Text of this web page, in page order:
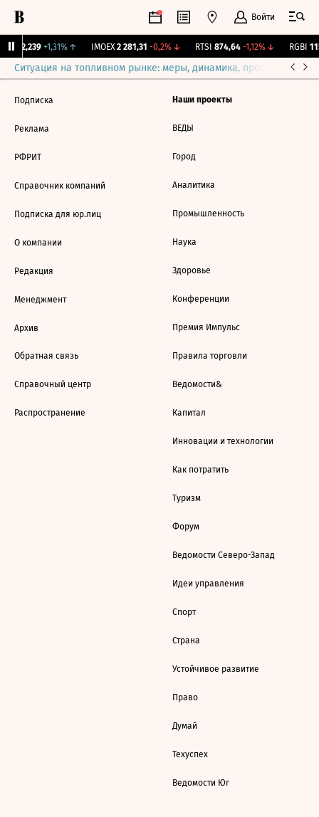
Войти
12,239 +1,31%↑ IMOEX 2 281,31 -0,2%↓ RTSI 874,64 -1,12%↓ RGBI
Ситуация на топливном рынке: меры, динамика, прогнозы
Подписка
Реклама
РФРИТ
Справочник компаний
Подписка для юр.лиц
О компании
Редакция
Менеджмент
Архив
Обратная связь
Справочный центр
Распространение
Наши проекты
ВЕДЫ
Город
Аналитика
Промышленность
Наука
Здоровье
Конференции
Премия Импульс
Правила торговли
Ведомости&
Капитал
Инновации и технологии
Как потратить
Туризм
Форум
Ведомости Северо-Запад
Идеи управления
Спорт
Страна
Устойчивое развитие
Право
Думай
Техуспех
Ведомости Юг